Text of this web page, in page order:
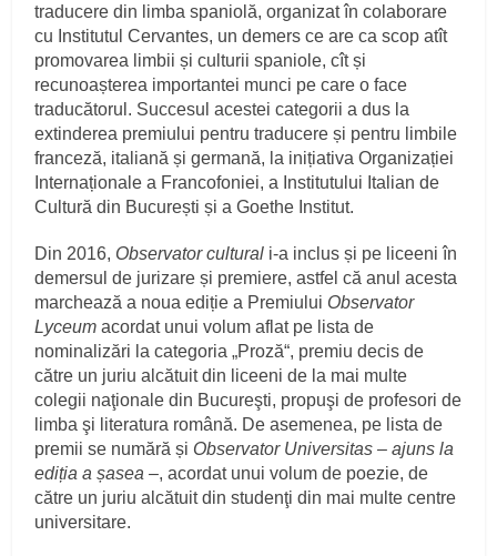
traducere din limba spaniolă, organizat în colaborare
cu Institutul Cervantes, un demers ce are ca scop atît
promovarea limbii și culturii spaniole, cît și
recunoașterea importantei munci pe care o face
traducătorul. Succesul acestei categorii a dus la
extinderea premiului pentru traducere și pentru limbile
franceză, italiană și germană, la inițiativa Organizației
Internaționale a Francofoniei, a Institutului Italian de
Cultură din București și a Goethe Institut.
Din 2016, Observator cultural i-a inclus și pe liceeni în
demersul de jurizare și premiere, astfel că anul acesta
marchează a noua ediție a Premiului Observator
Lyceum acordat unui volum aflat pe lista de
nominalizări la categoria „Proză“, premiu decis de
către un juriu alcătuit din liceeni de la mai multe
colegii naţionale din Bucureşti, propuşi de profesori de
limba şi literatura română. De asemenea, pe lista de
premii se numără și Observator Universitas – ajuns la
ediția a șasea –, acordat unui volum de poezie, de
către un juriu alcătuit din studenţi din mai multe centre
universitare.